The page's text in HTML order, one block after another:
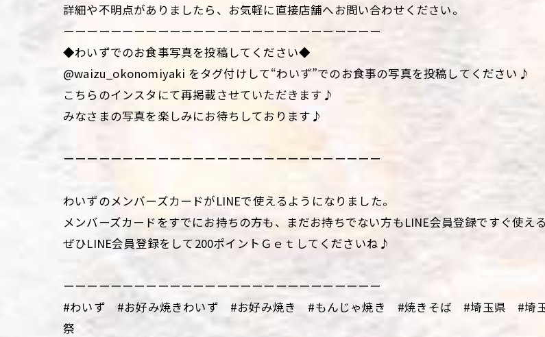
詳細や不明点がありましたら、お気軽に直接店舗へお問い合わせください。
ーーーーーーーーーーーーーーーーーーーーーーーーーーー
◆わいずでのお食事写真を投稿してください◆
@waizu_okonomiyaki をタグ付けして“わいず”でのお食事の写真を投稿してください♪
こちらのインスタにて再掲載させていただきます♪
みなさまの写真を楽しみにお待ちしております♪
ーーーーーーーーーーーーーーーーーーーーーーーーーーー
わいずのメンバーズカードがLINEで使えるようになりました。
メンバーズカードをすでにお持ちの方も、まだお持ちでない方もLINE会員登録ですぐ使え
ぜひLINE会員登録をして200ポイントＧｅｔしてくださいね♪
ーーーーーーーーーーーーーーーーーーーーーーーーーーー
#わいず #お好み焼きわいず #お好み焼き #もんじゃ焼き #焼きそば #埼玉県 #
祭